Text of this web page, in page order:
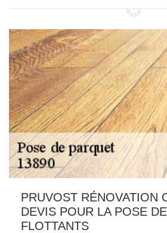
PRUVOST RÉNOVATION
DEVIS POUR LA POSE
FLOTTANTS